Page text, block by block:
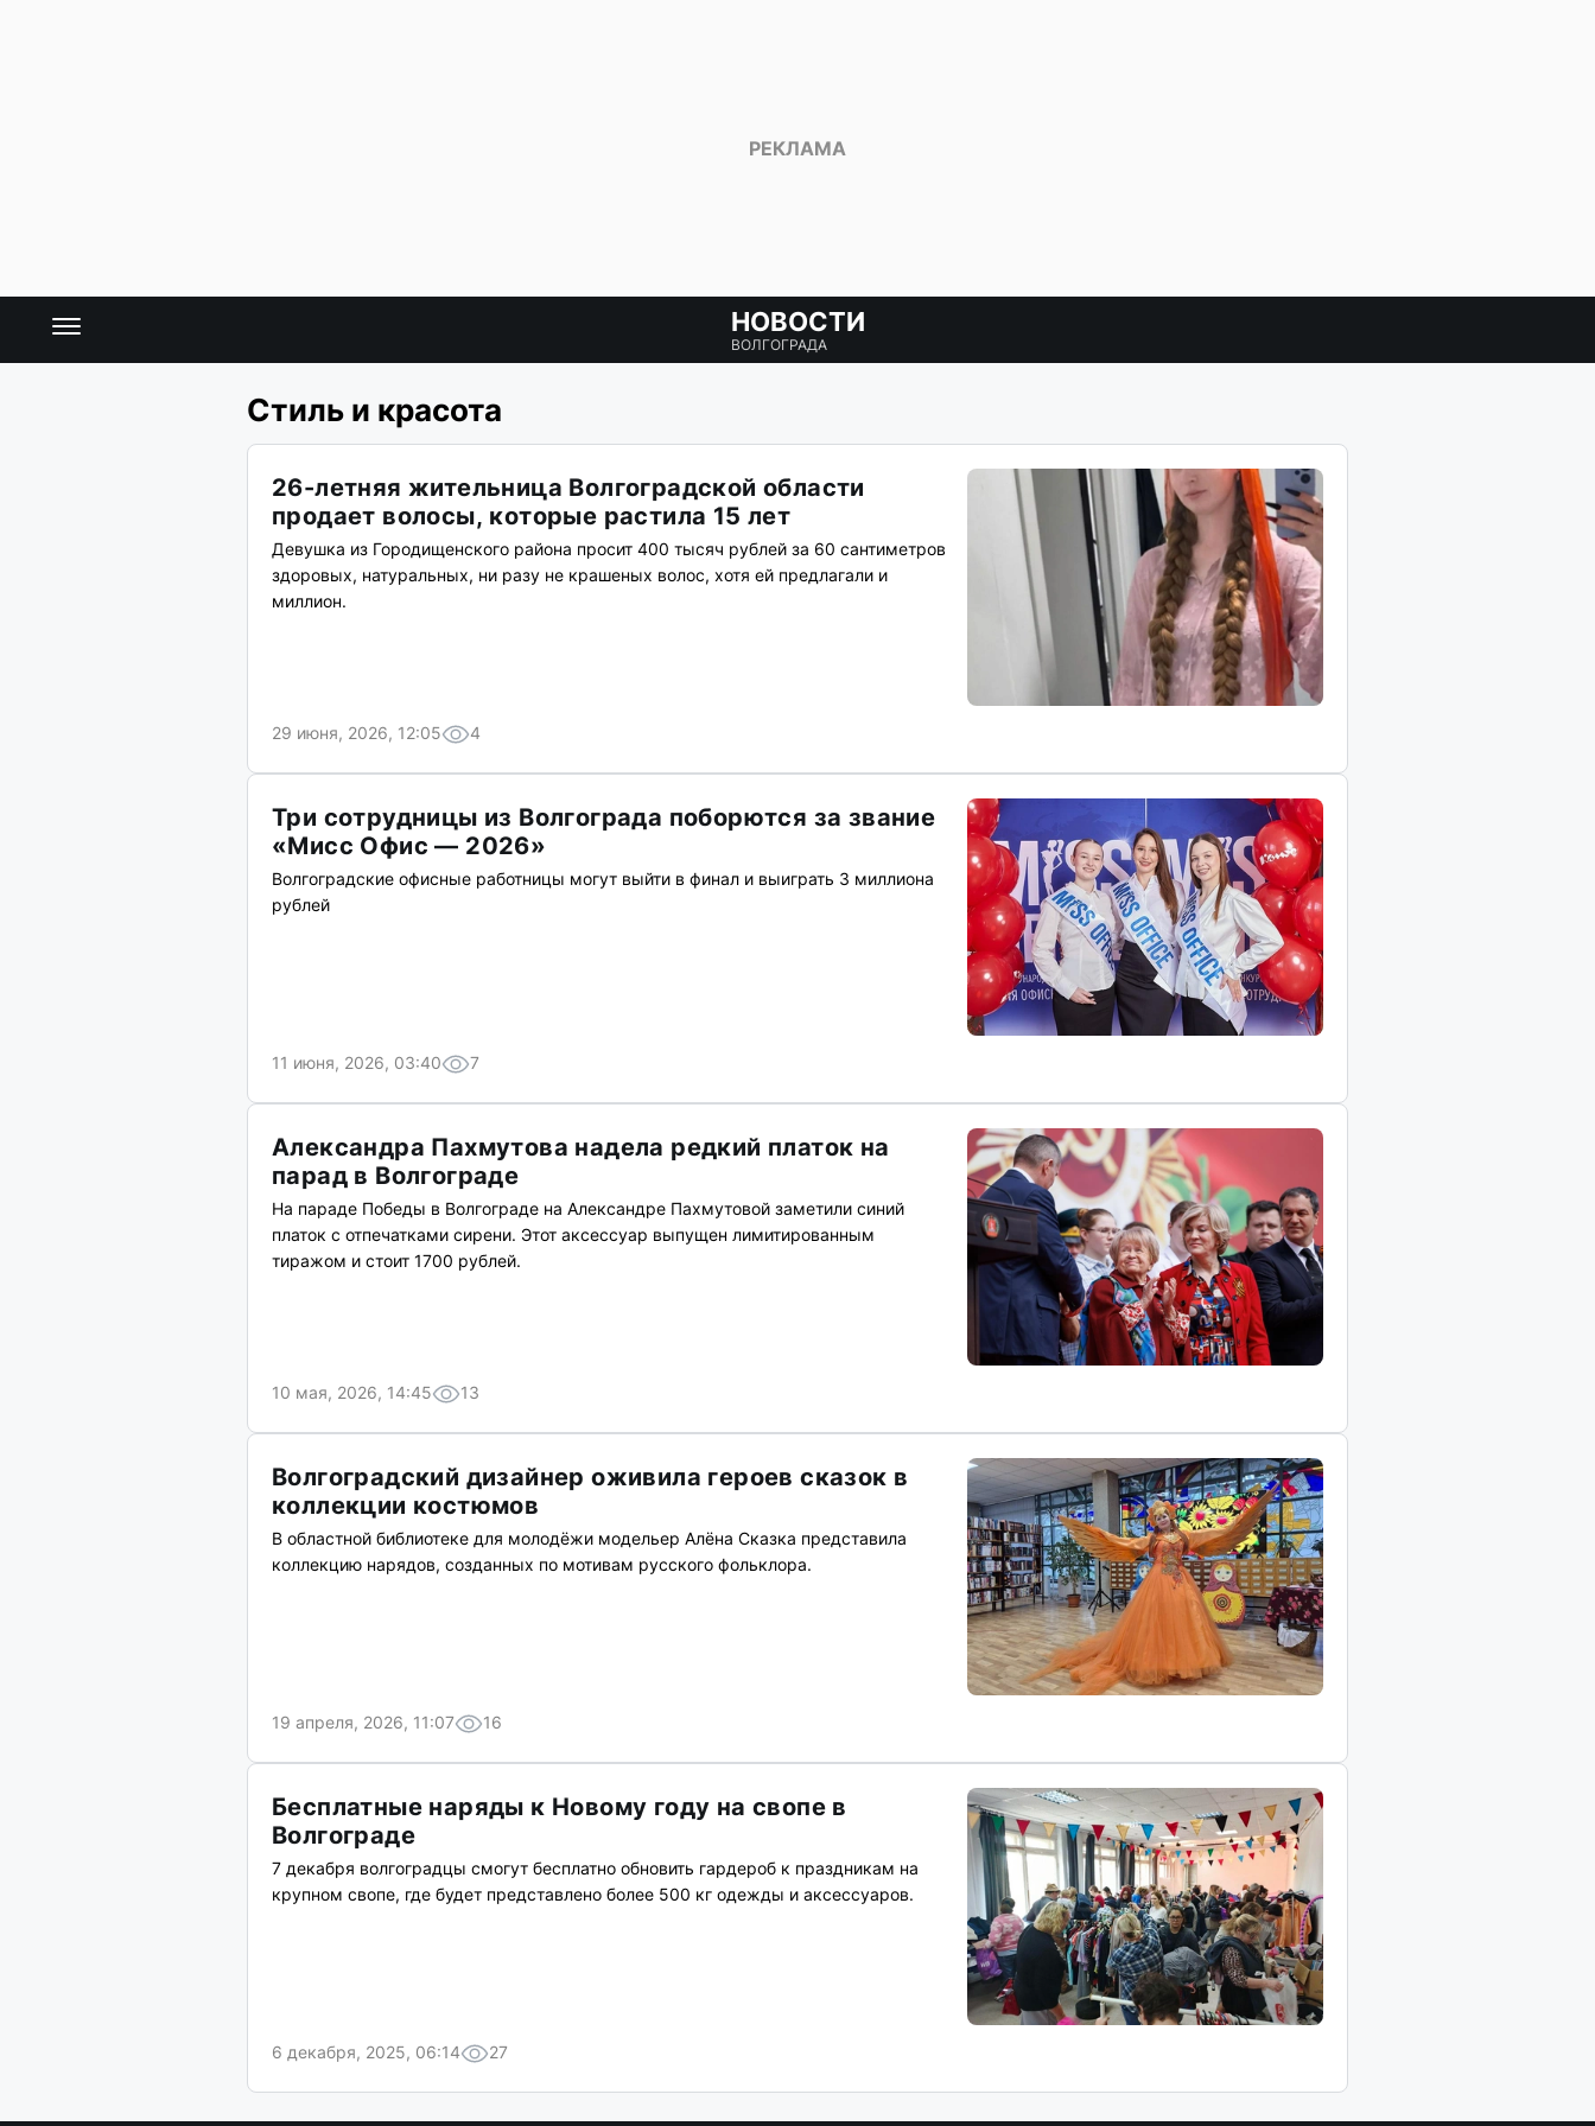
НОВОСТИ
ВОЛГОГРАДА
Стиль и красота
26-летняя жительница Волгоградской области
продает волосы, которые растила 15 лет
Девушка из Городищенского района просит 400 тысяч рублей за 60 сантиметров
здоровых, натуральных, ни разу не крашеных волос, хотя ей предлагали и
миллион.
29 июня, 2026, 12:05 4
Три сотрудницы из Волгограда поборются за звание
«Мисс Офис — 2026»
Волгоградские офисные работницы могут выйти в финал и выиграть 3 миллиона
рублей
11 июня, 2026, 03:40 7
Александра Пахмутова надела редкий платок на
парад в Волгограде
На параде Победы в Волгограде на Александре Пахмутовой заметили синий
платок с отпечатками сирени. Этот аксессуар выпущен лимитированным
тиражом и стоит 1700 рублей.
10 мая, 2026, 14:45 13
Волгоградский дизайнер оживила героев сказок в
коллекции костюмов
В областной библиотеке для молодёжи модельер Алёна Сказка представила
коллекцию нарядов, созданных по мотивам русского фольклора.
19 апреля, 2026, 11:07 16
Бесплатные наряды к Новому году на свопе в
Волгограде
7 декабря волгоградцы смогут бесплатно обновить гардероб к праздникам на
крупном свопе, где будет представлено более 500 кг одежды и аксессуаров.
6 декабря, 2025, 06:14 27